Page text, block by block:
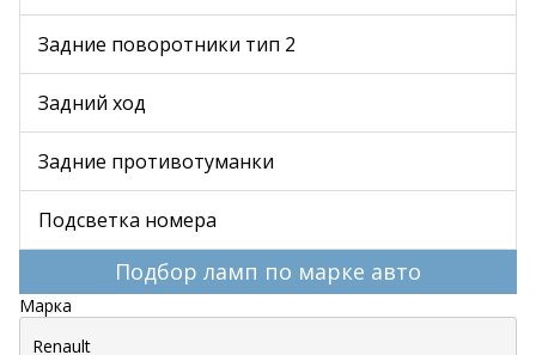
Задние поворотники тип 2
Задний ход
Задние противотуманки
Подсветка номера
Подбор ламп по марке авто
Марка